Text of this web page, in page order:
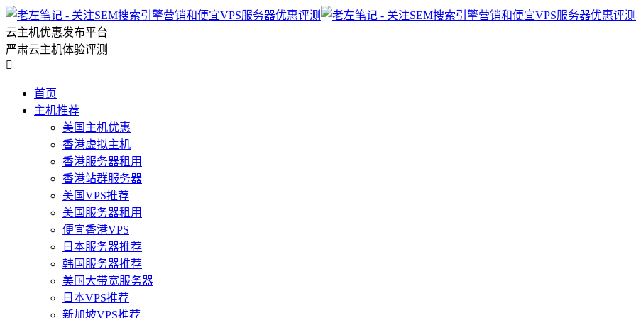
云主机优惠发布平台
严肃云主机体验评测

首页
主机推荐
美国主机优惠
香港虚拟主机
香港服务器租用
香港站群服务器
美国VPS推荐
美国服务器租用
便宜香港VPS
日本服务器推荐
韩国服务器推荐
美国大带宽服务器
日本VPS推荐
新加坡VPS推荐